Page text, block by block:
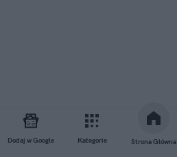
Dodaj w Google Kategorie Strona Główna